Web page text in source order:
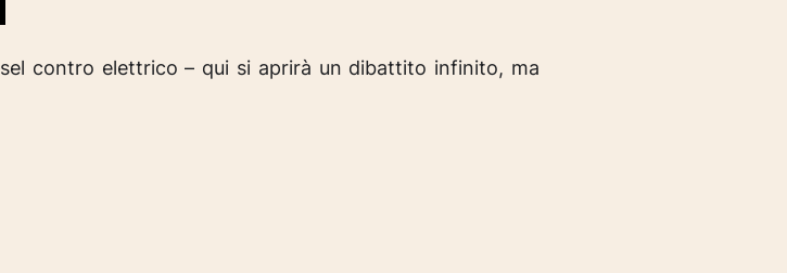
contro elettrico – qui si aprirà un dibattito infinito, ma